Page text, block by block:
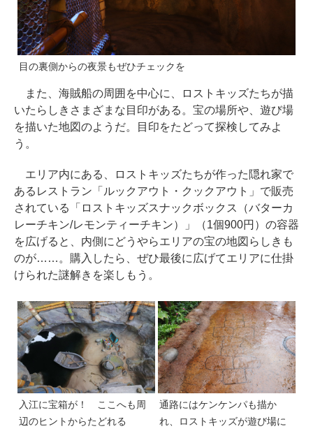
目の裏側からの夜景もぜひチェックを
また、海賊船の周囲を中心に、ロストキッズたちが描
いたらしきさまざまな目印がある。宝の場所や、遊び場
を描いた地図のようだ。目印をたどって探検してみよ
う。
エリア内にある、ロストキッズたちが作った隠れ家で
あるレストラン「ルックアウト・クックアウト」で販売
されている「ロストキッズスナックボックス（バターカ
レーチキン/レモンティーチキン）」（1個900円）の容器
を広げると、内側にどうやらエリアの宝の地図らしきも
のが……。購入したら、ぜひ最後に広げてエリアに仕掛
けられた謎解きを楽しもう。
入江に宝箱が！ ここへも周
辺のヒントからたどれる
通路にはケンケンパも描か
れ、ロストキッズが遊び場に